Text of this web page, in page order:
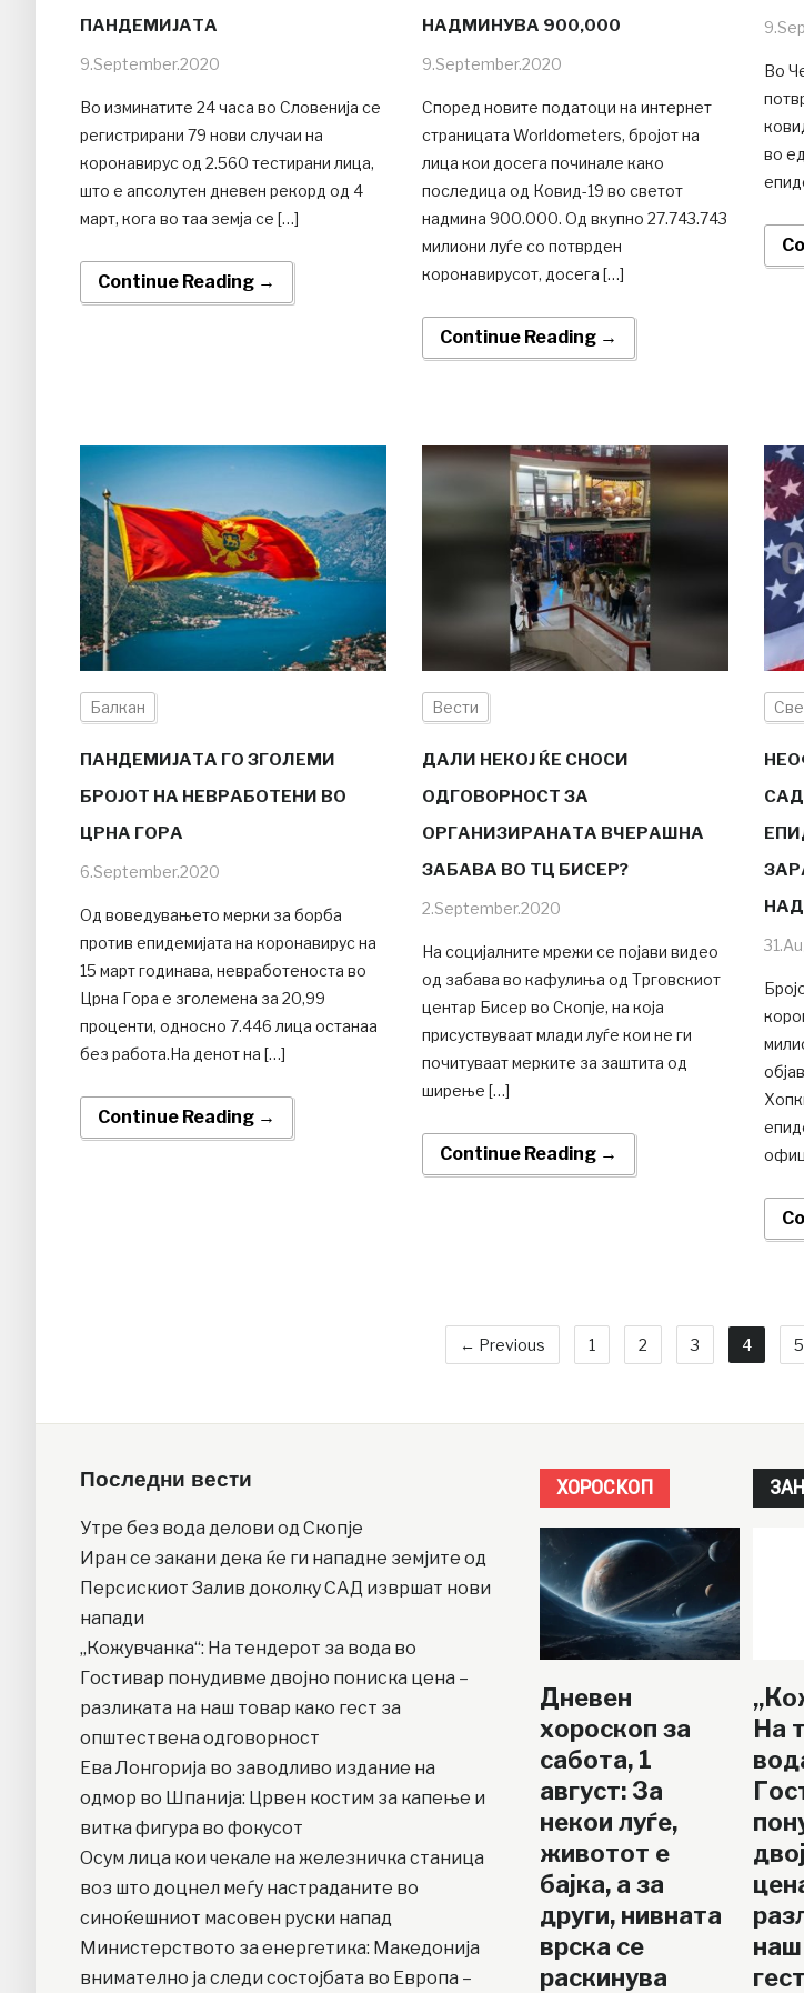
ПАНДЕМИЈАТА
9.September.2020
Во изминатите 24 часа во Словенија се
регистрирани 79 нови случаи на
коронавирус од 2.560 тестирани лица,
што е апсолутен дневен рекорд од 4
март, кога во таа земја се […]
Continue Reading →
НАДМИНУВА 900,000
9.September.2020
Според новите податоци на интернет
страницата Worldometers, бројот на
лица кои досега починале како
последица од Ковид-19 во светот
надмина 900.000. Од вкупно 27.743.743
милиони луѓе со потврден
коронавирусот, досега […]
Continue Reading →
Во
во
Балкан
ПАНДЕМИЈАТА ГО ЗГОЛЕМИ
БРОЈОТ НА НЕВРАБОТЕНИ ВО
ЦРНА ГОРА
6.September.2020
Од воведувањето мерки за борба
против епидемијата на коронавирус на
15 март годинава, невработеноста во
Црна Гора е зголемена за 20,99
проценти, односно 7.446 лица останаа
без работа.На денот на […]
Continue Reading →
Вести
ДАЛИ НЕКОЈ ЌЕ СНОСИ
ОДГОВОРНОСТ ЗА
ОРГАНИЗИРАНАТА ВЧЕРАШНА
ЗАБАВА ВО ТЦ БИСЕР?
2.September.2020
На социјалните мрежи се појави видео
од забава во кафулиња од Трговскиот
центар Бисер во Скопје, на која
присуствуваат млади луѓе кои не ги
почитуваат мерките за заштита од
ширење […]
Continue Reading →
← Previous 1 2 3 4 5
Последни вести
Утре без вода делови од Скопје
Иран се закани дека ќе ги нападне земјите од
Персискиот Залив доколку САД извршат нови
напади
„Кожувчанка“: На тендерот за вода во
Гостивар понудивме двојно пониска цена –
разликата на наш товар како гест за
општествена одговорност
Ева Лонгорија во заводливо издание на
одмор во Шпанија: Црвен костим за капење и
витка фигура во фокусот
Осум лица кои чекале на железничка станица
воз што доцнел меѓу настраданите во
синоќешниот масовен руски напад
Министерството за енергетика: Македонија
внимателно ја следи состојбата во Европа –
ХОРОСКОП
Дневен
хороскоп за
сабота, 1
август: За
некои луѓе,
животот е
бајка, а за
други, нивната
врска се
раскинува
На
наш